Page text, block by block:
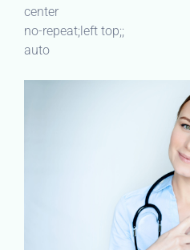
center
no-repeat;left top;;
auto